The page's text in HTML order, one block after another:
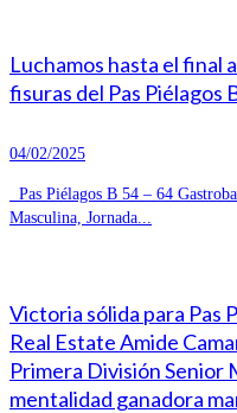
Luchamos hasta el final
fisuras del Pas Piélagos
04/02/2025
Pas Piélagos B 54 – 64
Masculina, Jornada...
Victoria sólida para Pas
Real Estate Amide
Primera División Senior
mentalidad ganadora